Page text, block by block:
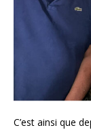
C’est ainsi que